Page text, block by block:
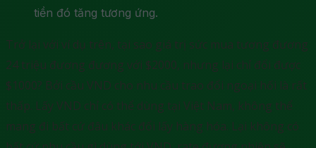
tiền đó tăng tương ứng.
Trở lại với ví dụ trên, tại sao giá trị sức mua tương đương
24 triệu đương đương với $2000, nhưng lại chỉ đổi được
$1000? Bởi cầu VND cho nhu cầu trao đổi ngoại hối là rất
thấp. Lấy VND chỉ có thể dùng tại Việt Nam, không thể
mang đi bất cứ đâu khác đổi lấy hàng hóa. Lại không có